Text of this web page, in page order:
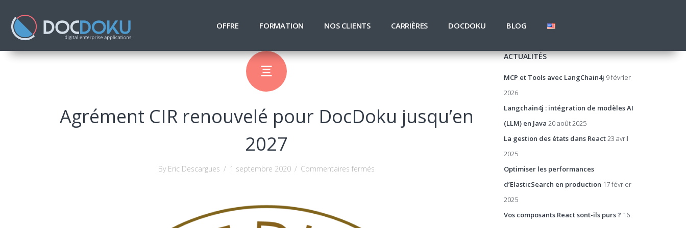
OFFRE FORMATION NOS CLIENTS CARRIÈRES DOCDOKU BLOG
Agrément CIR renouvelé pour DocDoku jusqu’en
2027
By Eric Descargues / 1 septembre 2020 / Commentaires fermés
ACTUALITÉS
MCP et Tools avec LangChain4j 9 février
2026
Langchain4j : intégration de modèles AI
(LLM) en Java 20 août 2025
La gestion des états dans React23 avril
2025
Optimiser les performances
d’ElasticSearch en production 17 février
2025
Vos composants React sont-ils purs ? 16